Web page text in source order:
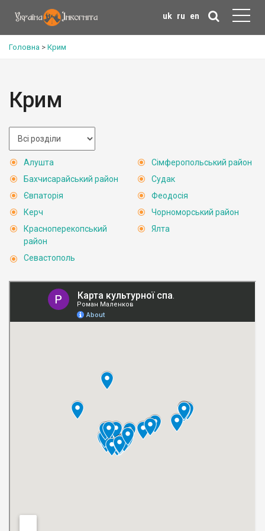
uk ru en
Головна > Крим
Крим
Алушта
Бахчисарайський район
Євпаторія
Керч
Красноперекопський
район
Севастополь
Сімферопольський район
Судак
Феодосія
Чорноморський район
Ялта